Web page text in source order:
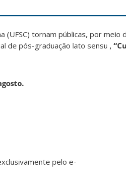
(UFSC) tornam públicas, por meio
de pós-graduação lato sensu ,
pelo e-